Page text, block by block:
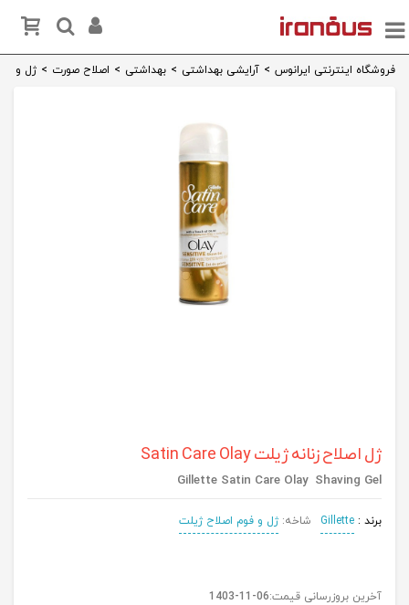
فروشگاه اینترنتی ایرانوس > آرایشی بهداشتی > بهداشتی > اصلاح صورت > ژل و
ژل اصلاح زنانه ژیلت Satin Care Olay
Gillette Satin Care Olay Shaving Gel
برند : Gillette شاخه: ژل و فوم اصلاح ژیلت
آخرین بروزرسانی قیمت:1403-11-06